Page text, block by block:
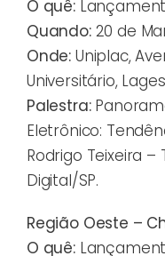
O quê:
Quando:20 de
Onde: Uniplac,
Universitário,
Palestra:
Eletrônico:
Rodrigo Teixeira –
Digital/SP.
Região Oeste –
O quê: